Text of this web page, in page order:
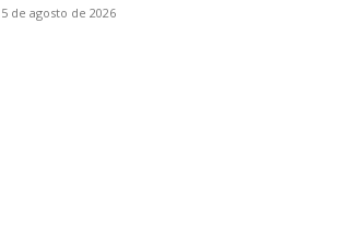
5 de agosto de 2026